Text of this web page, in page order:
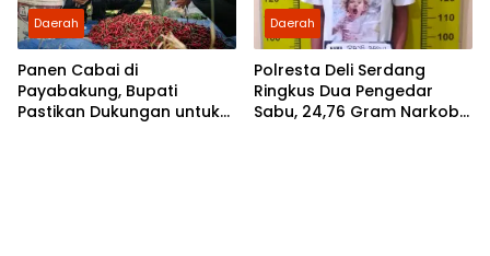
Daerah
Panen Cabai di
Payabakung, Bupati
Pastikan Dukungan untuk
Daerah
Polresta Deli Serdang
Ringkus Dua Pengedar
Sabu, 24,76 Gram Narkoba